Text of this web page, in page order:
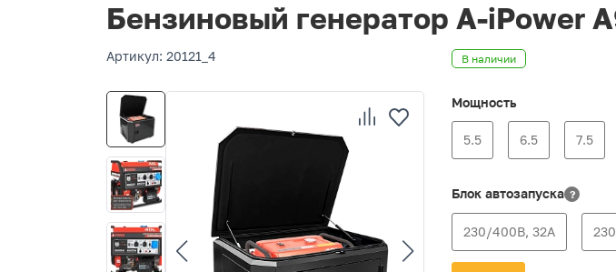
Бензиновый генератор A-iPower
Артикул: 20121_4 В наличии
Мощность
5.5 6.5 7.5
Блок автозапуска ?
230/400В, 32А